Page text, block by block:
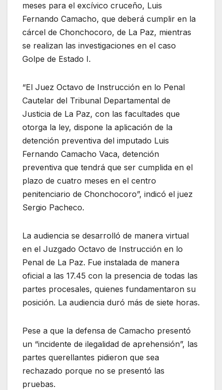
meses para el excívico cruceño, Luis
Fernando Camacho, que deberá cumplir en la
cárcel de Chonchocoro, de La Paz, mientras
se realizan las investigaciones en el caso
Golpe de Estado I.
“El Juez Octavo de Instrucción en lo Penal
Cautelar del Tribunal Departamental de
Justicia de La Paz, con las facultades que
otorga la ley, dispone la aplicación de la
detención preventiva del imputado Luis
Fernando Camacho Vaca, detención
preventiva que tendrá que ser cumplida en el
plazo de cuatro meses en el centro
penitenciario de Chonchocoro”, indicó el juez
Sergio Pacheco.
La audiencia se desarrolló de manera virtual
en el Juzgado Octavo de Instrucción en lo
Penal de La Paz. Fue instalada de manera
oficial a las 17.45 con la presencia de todas las
partes procesales, quienes fundamentaron su
posición. La audiencia duró más de siete horas.
Pese a que la defensa de Camacho presentó
un “incidente de ilegalidad de aprehensión”, las
partes querellantes pidieron que sea
rechazado porque no se presentó las
pruebas.